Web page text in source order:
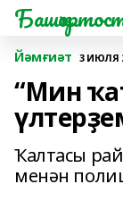
Йәмғиәт 3 ИЮЛЯ
“Мин
Ҡалтасы
менән